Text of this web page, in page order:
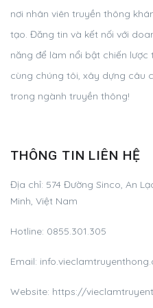
nơi nhân viên truyền thông
tạo. Đăng tin và kết nối với
năng để làm nổi bật chiến
cùng chúng tôi, xây dựng câu
trong ngành truyền thông!
THÔNG TIN LIÊN HỆ
Địa chỉ: 574 Đường Sinco, An
Minh, Việt Nam
Hotline: 0855.301.305
Email:
Website: https://